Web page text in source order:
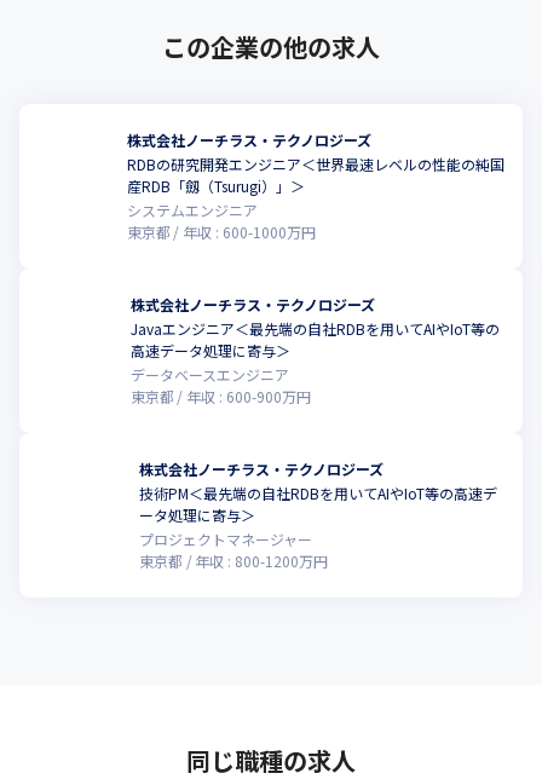
この企業の他の求人
株式会社ノーチラス・テクノロジーズ
RDBの研究開発エンジニア＜世界最速レベルの性能の純国
産RDB「劔（Tsurugi）」＞
システムエンジニア
東京都
年収 : 600-1000万円
株式会社ノーチラス・テクノロジーズ
Javaエンジニア＜最先端の自社RDBを用いてAIやIoT等の
高速データ処理に寄与＞
データベースエンジニア
東京都
年収 : 600-900万円
株式会社ノーチラス・テクノロジーズ
技術PM＜最先端の自社RDBを用いてAIやIoT等の高速デ
ータ処理に寄与＞
プロジェクトマネージャー
東京都
年収 : 800-1200万円
同じ職種の求人